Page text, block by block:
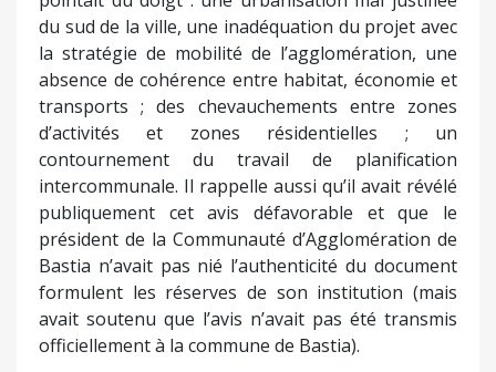
Avis défavorable d’un acteur majeur « caché
sous le tapis »
Frédéric Poletti déplore que l’avis défavorable d’un
acteur majeur, la Communauté d’Agglomération
de Bastia, reste « caché sous le tapis. » Il rappelle
ainsi que le 17 juillet 2024, la Communauté
d’agglomération de Bastia avait rendu un avis
défavorable au projet de PLU. En effet, celle-ci
pointait du doigt : une urbanisation mal justifiée
du sud de la ville, une inadéquation du projet avec